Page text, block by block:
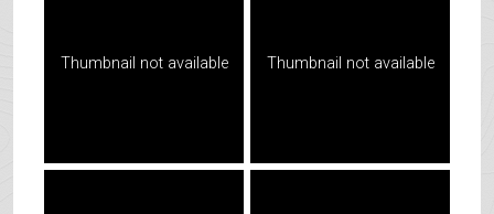
Thumbnail not available Thumbnail not available